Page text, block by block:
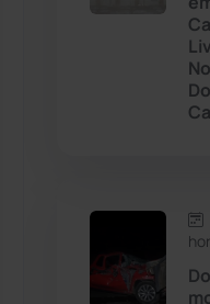
Chapada
Contendas do